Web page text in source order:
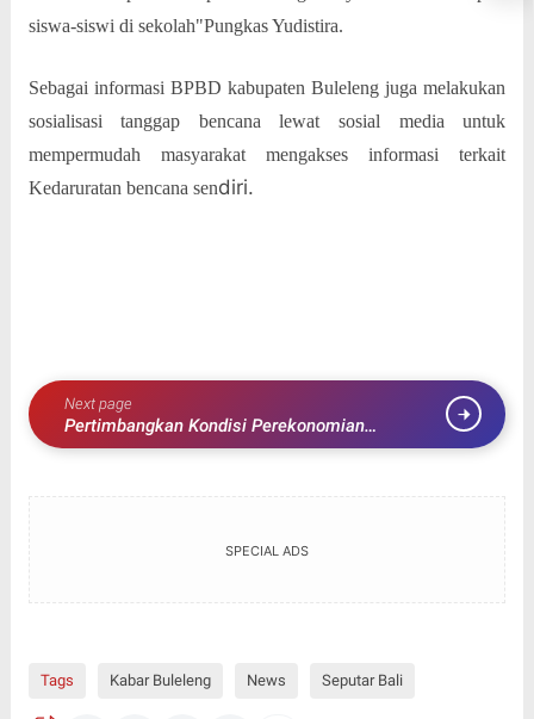
siswa-siswi di sekolah"Pungkas Yudistira.
Sebagai informasi BPBD kabupaten Buleleng juga melakukan
sosialisasi tanggap bencana lewat sosial media untuk
mempermudah masyarakat mengakses informasi terkait
Kedaruratan bencana sendiri.
Next page
Pertimbangkan Kondisi Perekonomian
Masyarakat,DPRD Buleleng Tunda Penyesuaian
SPECIAL ADS
Tags Kabar Buleleng News Seputar Bali